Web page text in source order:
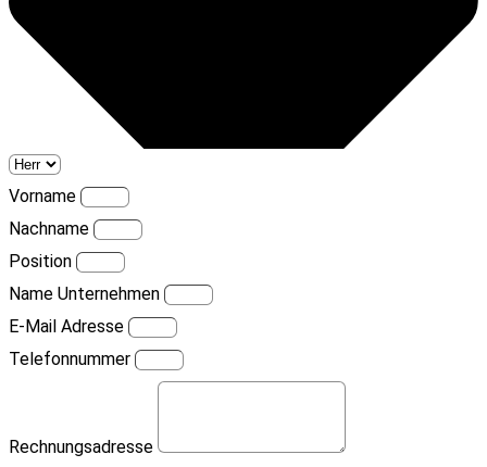
Vorname
Nachname
Position
Name Unternehmen
E-Mail Adresse
Telefonnummer
Rechnungsadresse